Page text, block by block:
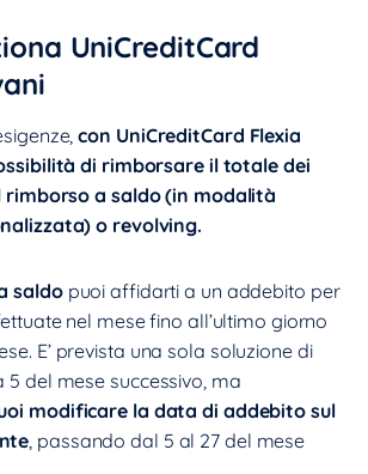
UniCreditCard
con UniCreditCard Flexia
di rimborsare il totale dei
rimborso a saldo (in modalità
o revolving.
saldopuoi affidarti a un addebito per
nel mese fino all’ultimo giorno
E’ prevista una sola soluzione di
5 del mese successivo, ma
modificare la data di addebito sul
, passando dal 5 al 27 del mese